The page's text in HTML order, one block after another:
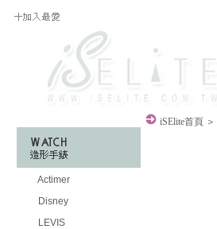
Actimer
Disney
LEVIS
iSElite首頁 ＞